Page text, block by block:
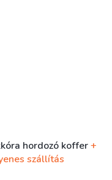
hordozó koffer+
szállítás